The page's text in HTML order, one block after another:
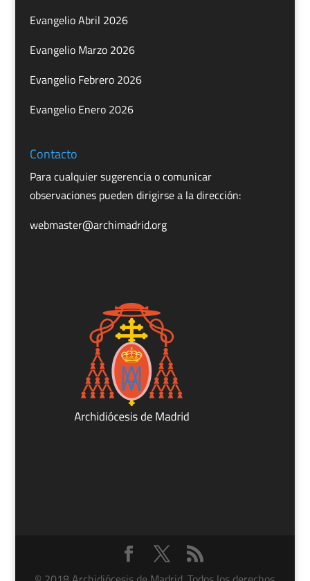
Evangelio Abril 2026
Evangelio Marzo 2026
Evangelio Febrero 2026
Evangelio Enero 2026
Contacto
Para cualquier sugerencia o comunicar
observaciones pueden dirigirse a la dirección:
webmaster@archimadrid.org